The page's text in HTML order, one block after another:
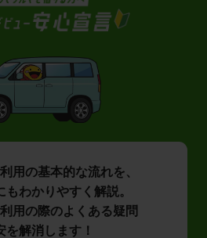
用の基本的な流れを、
もわかりやすく解説。
用の際のよくある疑問
を解消します！